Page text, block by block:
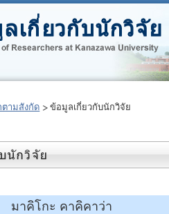
ตามสังกัด ข้อมูลเกี่ยวกับนักวิจัย
มาคิโกะ คาคิคาว่า